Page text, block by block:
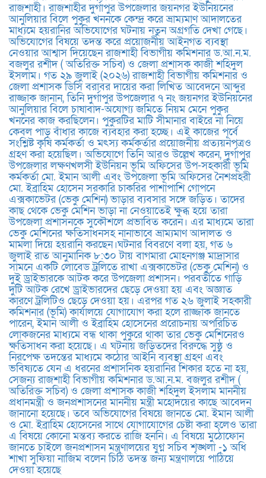
রাজশাহী। রাজশাহীর দুর্গাপুর উপজেলার জয়নগর ইউনিয়নের
আনুলিয়ার বিলে পুকুর খননকে কেন্দ্র করে ভ্রাম্যমাণ আদালতের
মাধ্যমে হয়রানির অভিযোগের ঘটনায় নতুন অগ্রগতি দেখা গেছে।
অভিযোগের বিষয়ে তদন্ত করে প্রয়োজনীয় আইনগত ব্যবস্থা
নেওয়ার আশ্বাস দিয়েছেন রাজশাহী বিভাগীয় কমিশনার ড.আ.ন.ম.
বজলুর রশীদ ( অতিরিক্ত সচিব) ও জেলা প্রশাসক কাজী শহিদুল
ইসলাম। গত ২৯ জুলাই (২০২৬) রাজশাহী বিভাগীয় কমিশনার ও
জেলা প্রশাসক ডিসি বরাবর দায়ের করা লিখিত আবেদনে আব্দুর
রাজ্জাক জানান, তিনি দুর্গাপুর উপজেলার ৭ নং জয়নগর ইউনিয়নের
আনুলিয়ার বিলে চাষাবাদ-অযোগ্য জমিতে নিয়ম মেনে পুকুর
খননের কাজ করছিলেন। পুকুরটির মাটি সীমানার বাইরে না নিয়ে
কেবল পাড় বাঁধার কাজে ব্যবহার করা হচ্ছে। এই কাজের পূর্বে
সংশ্লিষ্ট কৃষি কর্মকর্তা ও মৎস্য কর্মকর্তার প্রয়োজনীয় প্রত্যয়নপত্রও
গ্রহণ করা হয়েছিল।​ অভিযোগে তিনি আরও উল্লেখ করেন, দুর্গাপুর
উপজেলার লক্ষণখলসী ইউনিয়ন ভূমি অফিসের উপ-সহকারী ভূমি
কর্মকর্তা মো. ইমান আলী এবং উপজেলা ভূমি অফিসের নৈশপ্রহরী
মো. ইব্রাহিম হোসেন সরকারি চাকরির পাশাপাশি গোপনে
এক্সকাভেটর (ভেকু মেশিন) ভাড়ার ব্যবসার সঙ্গে জড়িত। তাদের
কাছ থেকে ভেকু মেশিন ভাড়া না নেওয়াতেই ক্ষুব্ধ হয়ে তারা
উপজেলা প্রশাসনকে সুকৌশলে প্রভাবিত করেন। এর মাধ্যমে তারা
ভেকু মেশিনের ক্ষতিসাধনসহ নানাভাবে ভ্রাম্যমাণ আদালত ও
মামলা দিয়ে হয়রানি করছেন।​ঘটনার বিবরণে বলা হয়, গত ৬
জুলাই রাত আনুমানিক ৮:৩০ টায় বাগমারা মোহনগঞ্জ মাদ্রাসার
সামনে একটি লোবেড ট্রলিতে রাখা এক্সকাভেটর (ভেকু মেশিন) ও
দুই ড্রাইভারকে আটক করে উপজেলা প্রশাসন। পরবর্তীতে গাড়ি
দুটি আটক রেখে ড্রাইভারদের ছেড়ে দেওয়া হয় এবং অজ্ঞাত
কারণে ট্রলিটিও ছেড়ে দেওয়া হয়। এরপর গত ২৬ জুলাই সহকারী
কমিশনার (ভূমি) কার্যালয়ে যোগাযোগ করা হলে রাজ্জাক জানতে
পারেন, ইমান আলী ও ইব্রাহিম হোসেনের প্ররোচনায় অপরিচিত
লোকজনের মাধ্যমে বন্ধ থাকা পুকুরে থাকা তার ভেকু মেশিনেরও
ক্ষতিসাধন করা হয়েছে।​ এ ঘটনায় জড়িতদের বিরুদ্ধে সুষ্ঠু ও
নিরপেক্ষ তদন্তের মাধ্যমে কঠোর আইনি ব্যবস্থা গ্রহণ এবং
ভবিষ্যতে যেন এ ধরনের প্রশাসনিক হয়রানির শিকার হতে না হয়,
সেজন্য রাজশাহী বিভাগীয় কমিশনার ড.আ.ন.ম. বজলুর রশীদ (
অতিরিক্ত সচিব) ও জেলা প্রশাসক কাজী শহিদুল ইসলাম মাননীয়
প্রধানমন্ত্রী ও জনপ্রশাসনের মাননীয় মন্ত্রী মহোদয়ের কাছে আবেদন
জানানো হয়েছে।​ তবে অভিযোগের বিষয়ে জানতে মো. ইমান আলী
ও মো. ইব্রাহিম হোসেনের সাথে যোগাযোগের চেষ্টা করা হলেও তারা
এ বিষয়ে কোনো মন্তব্য করতে রাজি হননি। এ বিষয়ে মুঠোফোন
জানতে চাইলে জনপ্রশাসন মন্ত্রণালয়ের যুগ্ন সচিব শৃঙ্খলা -১ অধি
শাখা সুফিয়া নাজিম বলেন চিঠি তদন্ত জন্য মন্ত্রণালয়ে পাঠিয়ে
দেওয়া হয়েছে ​